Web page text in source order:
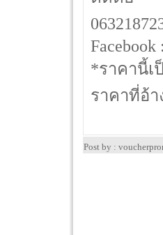
Facebook :
*ราคานี้เ
ราคาที่อ้า
Post by :